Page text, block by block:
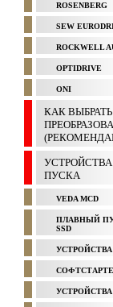
ROSENBERG
SEW
ROCKWELL
OPTIDRIVE
ONI
КАК
ПУСКА
VEDA MCD
ПЛАВНЫЙ
SSD